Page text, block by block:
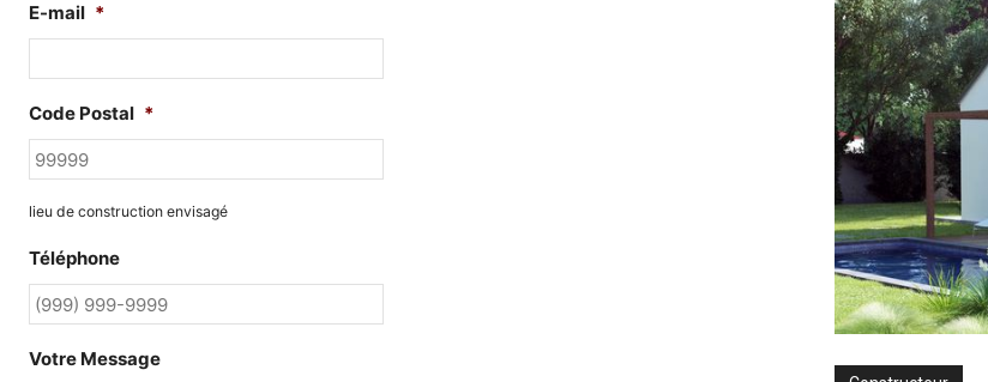
E-mail *
Code Postal *
lieu de construction envisagé
Téléphone
Votre Message